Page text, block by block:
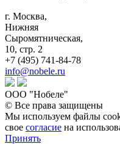
г. Москва,
Нижняя
Сыромятническая,
10, стр. 2
+7 (495) 741-84-78
info@nobele.ru
ООО "Нобеле"
© Все права защищены
Мы используем файлы
свое согласие на
Принять